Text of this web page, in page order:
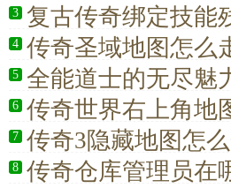
3 复古传奇绑定技能
4 传奇圣域地图怎么
5 全能道士的无尽魅
6 传奇世界右上角地
7 传奇3隐藏地图怎
8 传奇仓库管理员在